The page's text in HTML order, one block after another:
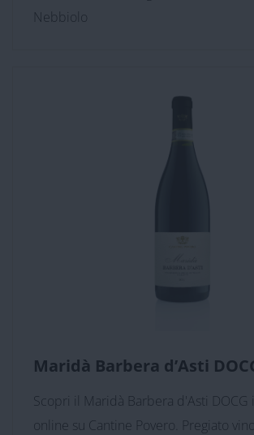
Nebbiolo
Maridà Barbera d’Asti
Scopri il Maridà Barbera d'Asti DOCG
online su Cantine Povero. Pregiato